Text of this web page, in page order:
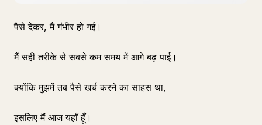
पैसे देकर, मैं गंभीर हो गई।
मैं सही तरीके से सबसे कम समय में आगे बढ़ पाई।
क्योंकि मुझमें तब पैसे खर्च करने का साहस था,
इसलिए मैं आज यहाँ हूँ।